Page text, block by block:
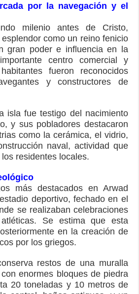
por la navegación y el
milenio antes de Cristo,
como un reino fenicio
gran poder e influencia en la
centro comercial y
fueron reconocidos
y constructores de
isla fue testigo del nacimiento
y sus pobladores destacaron
como la cerámica, el vidrio,
naval, actividad que
residentes locales.
más destacados en Arwad
deportivo, fechado en el
se realizaban celebraciones
Se estima que esta
en la creación de
por los griegos.
restos de una muralla
enormes bloques de piedra
20 toneladas y 10 metros de